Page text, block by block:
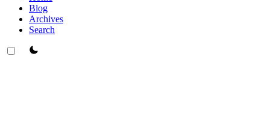
Blog
Archives
Search
theme switcher